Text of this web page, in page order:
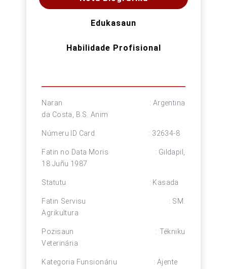
Edukasaun
Habilidade Profisional
Naran : Argentina
da Costa, B.S. Anim
Númeru ID Card : 32634-8
Fatin no Data Moris : Gildapil,
18 Juñu 1987
Statutu : Kasada
Fatin Servisu : SM.
Agrikultura
Pozisaun : Tékniku
Veterinária
Kategoria Funsionáriu : Ajente